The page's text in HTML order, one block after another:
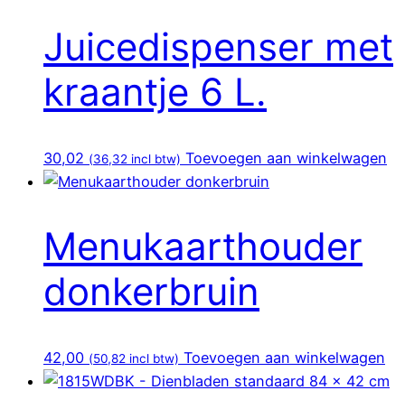
Juicedispenser met
kraantje 6 L.
30,02 (36,32 incl btw) Toevoegen aan winkelwagen
Menukaarthouder
donkerbruin
42,00 (50,82 incl btw) Toevoegen aan winkelwagen